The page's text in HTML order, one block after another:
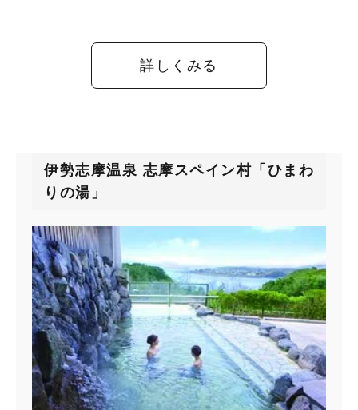
詳しくみる
伊勢志摩温泉 志摩スペイン村「ひまわ
りの湯」